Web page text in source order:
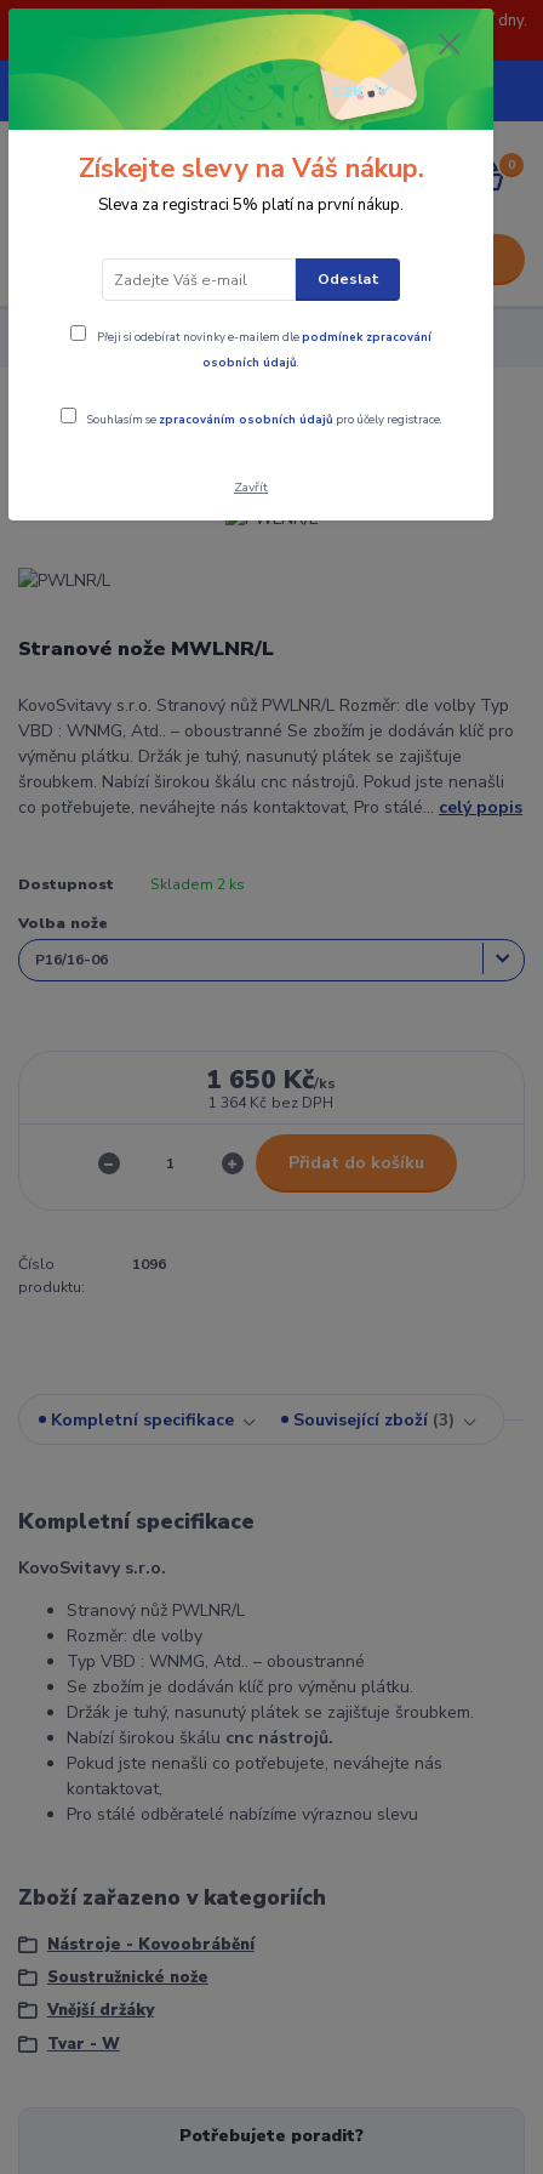
POZOR: 31.7 , 3.8 a 5.8- zavřeno. objednávky odešleme následující dny.
Děkujeme za pochopení.
CZK
739252246
(Po-Pá, 8-15 hod.)
0
0,00 Kč
Nástroje - Kovoobrábění PWLNR/L
PWLNR/L
Stranové nože MWLNR/L
KovoSvitavy s.r.o. Stranový nůž PWLNR/L Rozměr: dle volby Typ
VBD : WNMG, Atd.. – oboustranné Se zbožím je dodáván klíč pro
výměnu plátku. Držák je tuhý, nasunutý plátek se zajišťuje
šroubkem. Nabízí širokou škálu cnc nástrojů. Pokud jste nenašli
co potřebujete, neváhejte nás kontaktovat, Pro stálé... celý popis
Dostupnost Skladem 2 ks
Volba nože
1 650 Kč/ks
1 364 Kč bez DPH
Přidat do košíku
Číslo
produktu:
1096
Kompletní specifikace Související zboží 3
Kompletní specifikace
KovoSvitavy s.r.o.
Stranový nůž PWLNR/L
Rozměr: dle volby
Typ VBD : WNMG, Atd.. – oboustranné
Se zbožím je dodáván klíč pro výměnu plátku.
Držák je tuhý, nasunutý plátek se zajišťuje šroubkem.
Nabízí širokou škálu cnc nástrojů.
Pokud jste nenašli co potřebujete, neváhejte nás
kontaktovat,
Pro stálé odběratelé nabízíme výraznou slevu
Zboží zařazeno v kategoriích
Nástroje - Kovoobrábění
Soustružnické nože
Vnější držáky
Tvar - W
Potřebujete poradit?
Získejte slevy na Váš nákup.
Sleva za registraci 5% platí na první nákup.
Odeslat
Přeji si odebírat novinky e-mailem dlepodmínek zpracování
osobních údajů.
Souhlasím se zpracováním osobních údajů pro účely registrace.
Zavřít